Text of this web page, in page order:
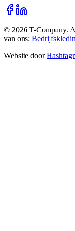
© 2026 T-Company.
van ons:
Website door